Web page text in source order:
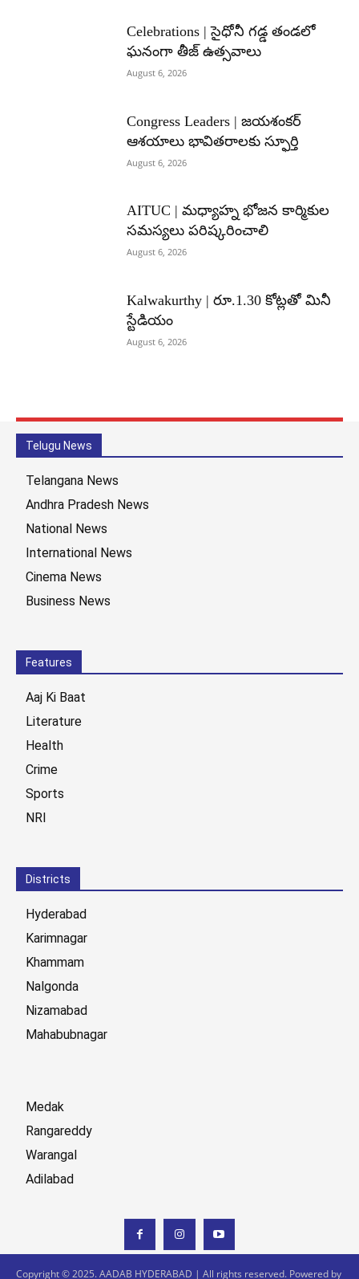
Celebrations | సైధోనీ గడ్డ తండలో
ఘనంగా తీజ్ ఉత్సవాలు
August 6, 2026
Congress Leaders | జయశంకర్
ఆశయాలు భావితరాలకు స్ఫూర్తి
August 6, 2026
AITUC | మధ్యాహ్న భోజన కార్మికుల
సమస్యలు పరిష్కరించాలి
August 6, 2026
Kalwakurthy | రూ.1.30 కోట్లతో మినీ
స్టేడియం
August 6, 2026
Telugu News
Telangana News
Andhra Pradesh News
National News
International News
Cinema News
Business News
Features
Aaj Ki Baat
Literature
Health
Crime
Sports
NRI
Districts
Hyderabad
Karimnagar
Khammam
Nalgonda
Nizamabad
Mahabubnagar
Medak
Rangareddy
Warangal
Adilabad
Copyright © 2025. AADAB HYDERABAD | All rights reserved. Powered by